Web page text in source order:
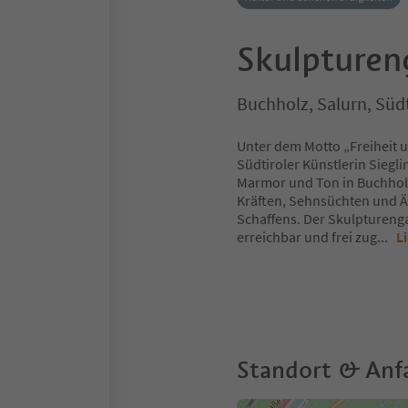
Buchholz, Salurn,
Unter dem Motto „Freiheit
Südtiroler Künstlerin
Marmor und Ton in
Kräften, Sehnsüchten und
Schaffens. Der
erreichbar und frei zug...
Standort &